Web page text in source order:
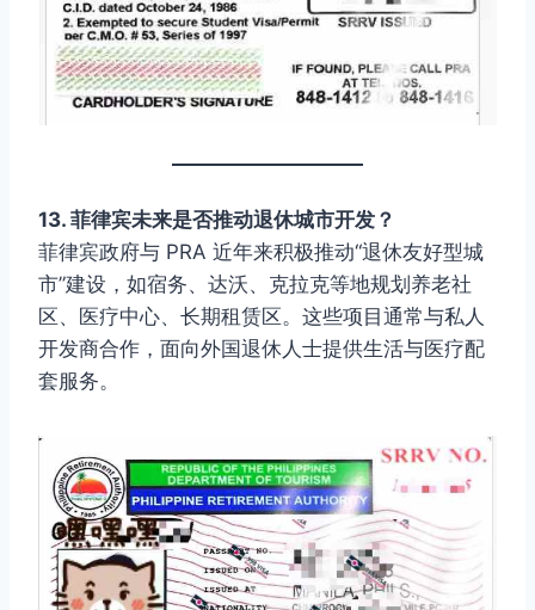
13. 菲律宾未来是否推动退休城市开发？
菲律宾政府与 PRA 近年来积极推动“退休友好型城
市”建设，如宿务、达沃、克拉克等地规划养老社
区、医疗中心、长期租赁区。这些项目通常与私人
开发商合作，面向外国退休人士提供生活与医疗配
套服务。